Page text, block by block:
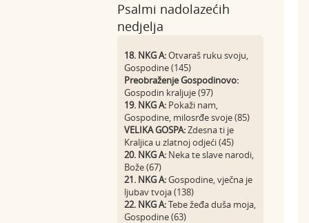
Psalmi nadolazećih
nedjelja
18. NKG A:Otvaraš ruku svoju,
Gospodine (145)
Preobraženje Gospodinovo:
Gospodin kraljuje (97)
19. NKG A: Pokaži nam,
Gospodine, milosrđe svoje (85)
VELIKA GOSPA:Zdesna ti je
Kraljica u zlatnoj odjeći (45)
20. NKG A: Neka te slave narodi,
Bože (67)
21. NKG A:Gospodine, vječna je
ljubav tvoja (138)
22. NKG A:Tebe žeđa duša moja,
Gospodine (63)